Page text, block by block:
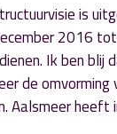
is
2016
Ik ben blij
de
Aalsmeer